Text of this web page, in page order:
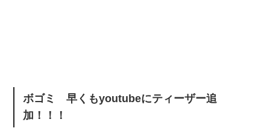
ボゴミ 早くもyoutubeにティーザー追
加！！！